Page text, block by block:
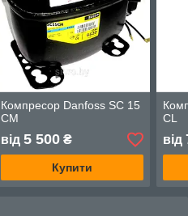
Компресор Danfoss SC 15
СМ
від 5 500₴
Купити
CL
від